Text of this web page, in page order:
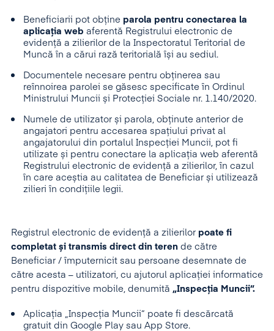
Beneficiarii pot obține parola pentru conectarea la
aplicația web aferentă Registrului electronic de
evidență a zilierilor de la Inspectoratul Teritorial de
Muncă în a cărui rază teritorială își au sediul.
Documentele necesare pentru obținerea sau
reînnoirea parolei se găsesc specificate în Ordinul
Ministrului Muncii și Protecției Sociale nr. 1.140/2020.
Numele de utilizator și parola, obținute anterior de
angajatori pentru accesarea spațiului privat al
angajatorului din portalul Inspecției Muncii, pot fi
utilizate și pentru conectare la aplicația web aferentă
Registrului electronic de evidență a zilierilor, în cazul
în care aceștia au calitatea de Beneficiar și utilizează
zilieri în condițiile legii.
Registrul electronic de evidență a zilierilor poate fi
completat și transmis direct din teren de către
Beneficiar / împuternicit sau persoane desemnate de
către acesta – utilizatori, cu ajutorul aplicației informatice
pentru dispozitive mobile, denumită „Inspecția Muncii“.
Aplicația „Inspecția Muncii“ poate fi descărcată
gratuit din Google Play sau App Store.